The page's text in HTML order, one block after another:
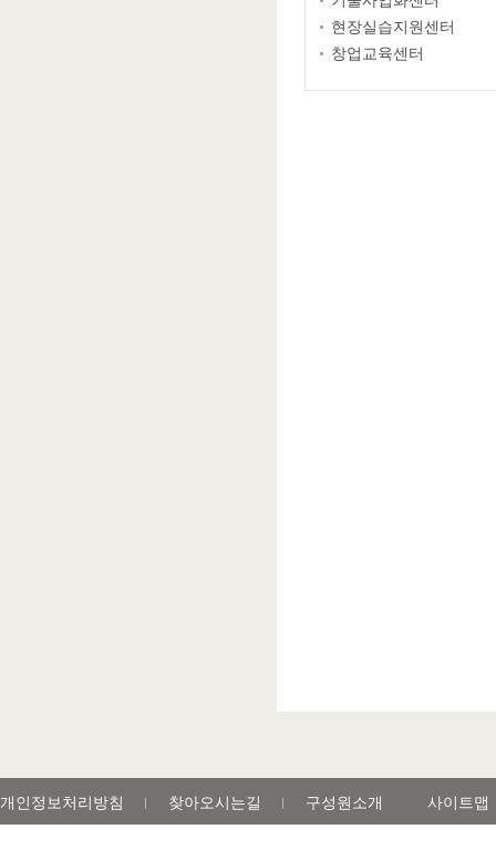
현장실습지원센터
창업교육센터
개인정보처리방침 찾아오시는길 구성원소개 사이트맵